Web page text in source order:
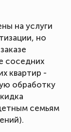
на услуги
но
соседних
квартир -
обработку
семьям